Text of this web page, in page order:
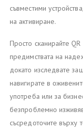
съвместими
на активиране.
Просто сканирайте
предимствата на
докато изследвате
навигирате в
употреба или за
безпроблемно
съсредоточите върху